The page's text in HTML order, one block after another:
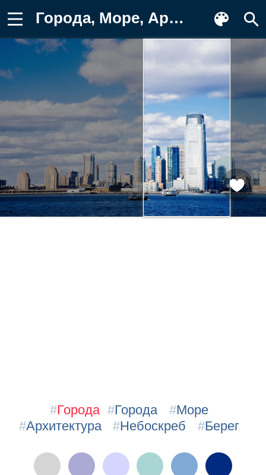
Города, Море, Архитектура, Небоскреб Заставка на телефон
#Города #Города #Море
#Архитектура #Небоскреб #Берег